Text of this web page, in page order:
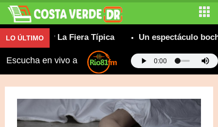
LO ÚLTIMOy La Fiera Típica Un espectáculo
Escucha en vivo a